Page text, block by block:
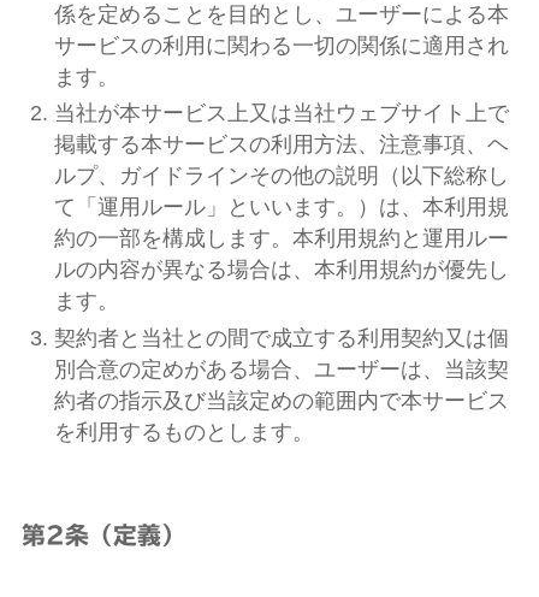
係を定めることを目的とし、ユーザーによる本
サービスの利用に関わる一切の関係に適用され
ます。
当社が本サービス上又は当社ウェブサイト上で
掲載する本サービスの利用方法、注意事項、ヘ
ルプ、ガイドラインその他の説明（以下総称し
て「運用ルール」といいます。）は、本利用規
約の一部を構成します。本利用規約と運用ルー
ルの内容が異なる場合は、本利用規約が優先し
ます。
契約者と当社との間で成立する利用契約又は個
別合意の定めがある場合、ユーザーは、当該契
約者の指示及び当該定めの範囲内で本サービス
を利用するものとします。
第2条（定義）